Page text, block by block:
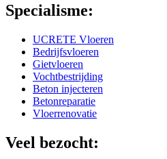
Specialisme:
UCRETE Vloeren
Bedrijfsvloeren
Gietvloeren
Vochtbestrijding
Beton injecteren
Betonreparatie
Vloerrenovatie
Veel bezocht: